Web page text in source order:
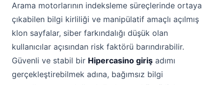
Arama motorlarının indeksleme süreçlerinde ortaya
çıkabilen bilgi kirliliği ve manipülatif amaçlı açılmış
klon sayfalar, siber farkındalığı düşük olan
kullanıcılar açısından risk faktörü barındırabilir.
Güvenli ve stabil bir Hipercasino giriş adımı
gerçekleştirebilmek adına, bağımsız bilgi